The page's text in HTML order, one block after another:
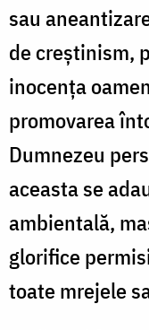
sau
de creştinism,
inocenţa
promovarea
Dumnezeu
aceasta se
ambientală,
glorifice
toate mrejele